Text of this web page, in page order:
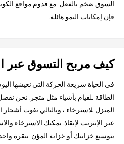
السوق ضخم بالفعل. مع قدوم مواقع
فإن إمكانات النمو هائلة.
كيف مربح التسوق عبر
في الحياة سريعة الحركة التي نعيشها
الطاقة للقيام بأشياء مثل متجر. نحن
المنزل للاسترخاء ، وبالتالي تفوت أشجار
عبر الإنترنت لإنقاذ. يمكنك الاسترخاء
بتوسيع خزانتك أو خزانة المؤن. بنقرة